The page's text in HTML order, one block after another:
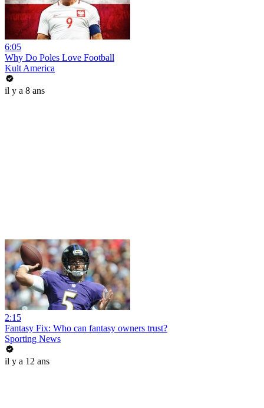
6:05
Why Do Poles Love Football
Kult America
il y a 8 ans
2:15
Fantasy Fix: Who can fantasy owners trust?
Sporting News
il y a 12 ans